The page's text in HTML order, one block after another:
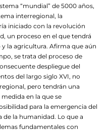
“mundial” de 5000 años,
interregional, la
iniciado con la revolución
un proceso en el que tendrá
la agricultura. Afirma que aún
se trata del proceso de
despliegue del
del largo siglo XVI, no
pero tendrán una
en la que se
para la emergencia del
la humanidad. Lo que a
fundamentales con